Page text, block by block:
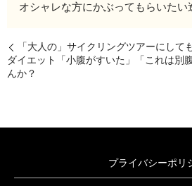
オシャレな方にかぶってもらいたい
「大人の」サイクリングツアーにして
ダイエット「小腹がすいた」「これは別
んか？
プライバシーポリ